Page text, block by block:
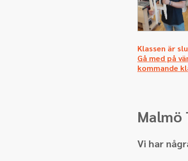
Klassen är
Gå med på
kommande
Malmö
Vi har